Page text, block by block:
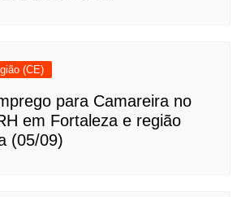
(CE)
para Camareira no
em Fortaleza e região
(05/09)